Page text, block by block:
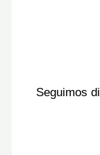
Seguimos